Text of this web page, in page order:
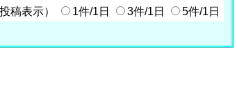
稿表示） 1件/1日 3件/1日 5件/1日